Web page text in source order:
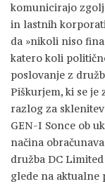
komunicirajo
in lastnih
da »nikoli niso
katero koli
poslovanje z
Piškurjem, ki se je
razlog za
GEN-I Sonce ob
načina
družba DC
glede na aktualne